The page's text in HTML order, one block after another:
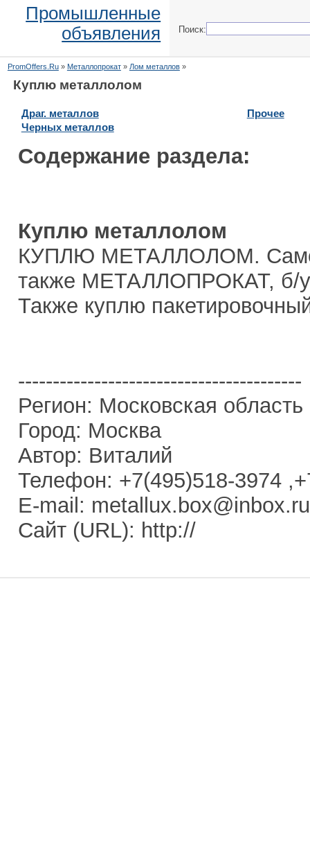
Промышленные
объявления
Поиск:
PromOffers.Ru» Металлопрокат» Лом металлов»
Куплю металлолом
Драг. металлов
Прочее
Черных металлов
Содержание раздела:
Куплю металлолом
КУПЛЮ МЕТАЛЛОЛОМ.
также МЕТАЛЛОПРОКАТ, б/
Также куплю
-----------------------------------------
Регион: Московская область
Город: Москва
Автор: Виталий
Телефон: +7(495)518-3974
E-mail: metallux.box@inbox.ru
Сайт (URL): http://